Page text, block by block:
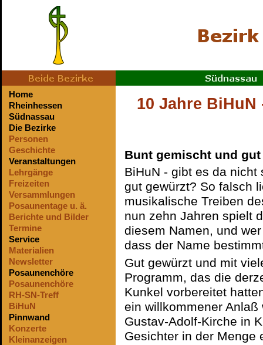
Home
Rheinhessen
Südnassau
Die Bezirke
Personen
Geschichte
Veranstaltungen
Lehrgänge
Freizeiten
Versammlungen
Posaunentage u. ä.
Berichte und Bilder
Termine
Service
Materialien
Newsletter
Posaunenchöre
Posaunenchöre
RH-SN-Treff
BiHuN
Pinnwand
Konzerte
Kleinanzeigen
10 Jahre
Bunt gemischt und
BiHuN - gibt es da
gut gewürzt? So falsch
musikalische Treiben
nun zehn Jahren spielt
diesem Namen, und
dass der Name
Gut gewürzt und mit
Programm, das die
Kunkel vorbereitet
ein willkommener
Gustav-Adolf-Kirche in
Gesichter in der Menge